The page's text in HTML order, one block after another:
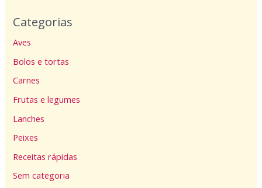
Categorias
Aves
Bolos e tortas
Carnes
Frutas e legumes
Lanches
Peixes
Receitas rápidas
Sem categoria